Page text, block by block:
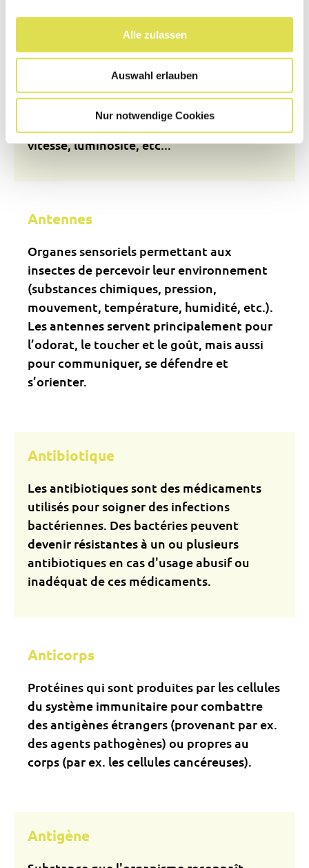
Alle zulassen
Auswahl erlauben
Nur notwendige Cookies
Le fait d’avoir des
caractéristiques/propriétés physiques qui
changent selon l’orientation. C’est par
exemple la dureté, la conductivité, la
vitesse, luminosité, etc...
Antennes
Organes sensoriels permettant aux
insectes de percevoir leur environnement
(substances chimiques, pression,
mouvement, température, humidité, etc.).
Les antennes servent principalement pour
l’odorat, le toucher et le goût, mais aussi
pour communiquer, se défendre et
s’orienter.
Antibiotique
Les antibiotiques sont des médicaments
utilisés pour soigner des infections
bactériennes. Des bactéries peuvent
devenir résistantes à un ou plusieurs
antibiotiques en cas d'usage abusif ou
inadéquat de ces médicaments.
Anticorps
Protéines qui sont produites par les cellules
du système immunitaire pour combattre
des antigènes étrangers (provenant par ex.
des agents pathogènes) ou propres au
corps (par ex. les cellules cancéreuses).
Antigène